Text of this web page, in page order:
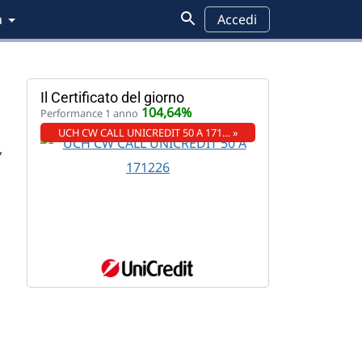
Accedi
Il Certificato del giorno
Performance 1 anno 104,64%
UCH CW CALL UNICREDIT 50 A 171… »